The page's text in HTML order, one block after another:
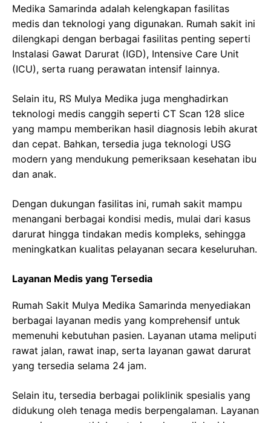
Medika Samarinda adalah kelengkapan fasilitas
medis dan teknologi yang digunakan. Rumah sakit ini
dilengkapi dengan berbagai fasilitas penting seperti
Instalasi Gawat Darurat (IGD), Intensive Care Unit
(ICU), serta ruang perawatan intensif lainnya.
Selain itu, RS Mulya Medika juga menghadirkan
teknologi medis canggih seperti CT Scan 128 slice
yang mampu memberikan hasil diagnosis lebih akurat
dan cepat. Bahkan, tersedia juga teknologi USG
modern yang mendukung pemeriksaan kesehatan ibu
dan anak.
Dengan dukungan fasilitas ini, rumah sakit mampu
menangani berbagai kondisi medis, mulai dari kasus
darurat hingga tindakan medis kompleks, sehingga
meningkatkan kualitas pelayanan secara keseluruhan.
Layanan Medis yang Tersedia
Rumah Sakit Mulya Medika Samarinda menyediakan
berbagai layanan medis yang komprehensif untuk
memenuhi kebutuhan pasien. Layanan utama meliputi
rawat jalan, rawat inap, serta layanan gawat darurat
yang tersedia selama 24 jam.
Selain itu, tersedia berbagai poliklinik spesialis yang
didukung oleh tenaga medis berpengalaman. Layanan